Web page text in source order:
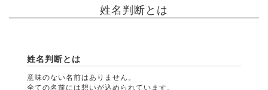
姓名判断とは
姓名判断とは
意味のない名前はありません。
全ての名前には想いが込められています。